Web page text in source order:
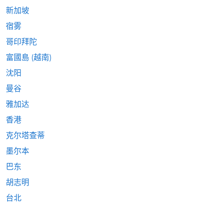
新加坡
宿雾
哥印拜陀
富國島 (越南)
沈阳
曼谷
雅加达
香港
克尔塔查蒂
墨尔本
巴东
胡志明
台北